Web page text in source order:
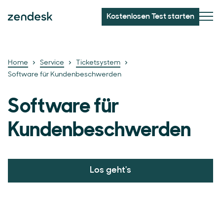
Kostenlosen Test starten
Home Service
Ticketsystem
Software für Kundenbeschwerden
Software für
Kundenbeschwerden
Los geht's